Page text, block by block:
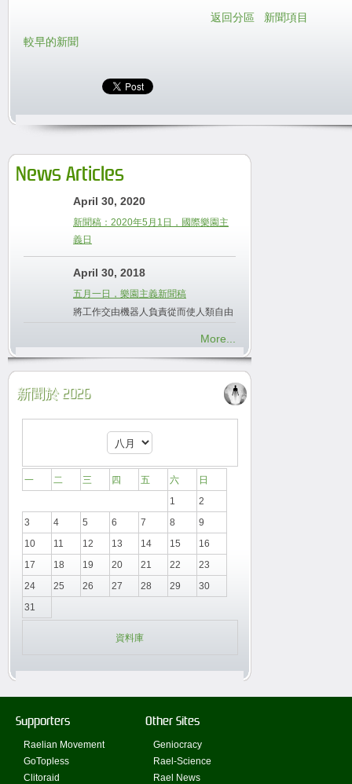
返回分區
新聞項目
較早的新聞
News Articles
April 30, 2020
新聞稿：2020年5月1日，國際樂園主
義日
April 30, 2018
五月一日，樂園主義新聞稿
將工作交由機器人負責從而使人類自由
More...
新聞於 2026
一 二 三 四 五 六
日
1
2
3
4 5 6 7 8
9
10
11 12 13 14 15
16
17
18 19 20 21 22
23
24
25 26 27 28 29
30
31
資料庫
Supporters
Raelian Movement
GoTopless
Clitoraid
Other Sites
Geniocracy
Rael-Science
Rael News